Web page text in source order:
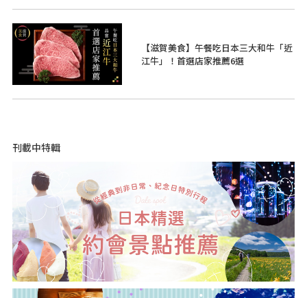
【滋賀美食】午餐吃日本三大和牛「近
江牛」！首選店家推薦6選
刊載中特輯